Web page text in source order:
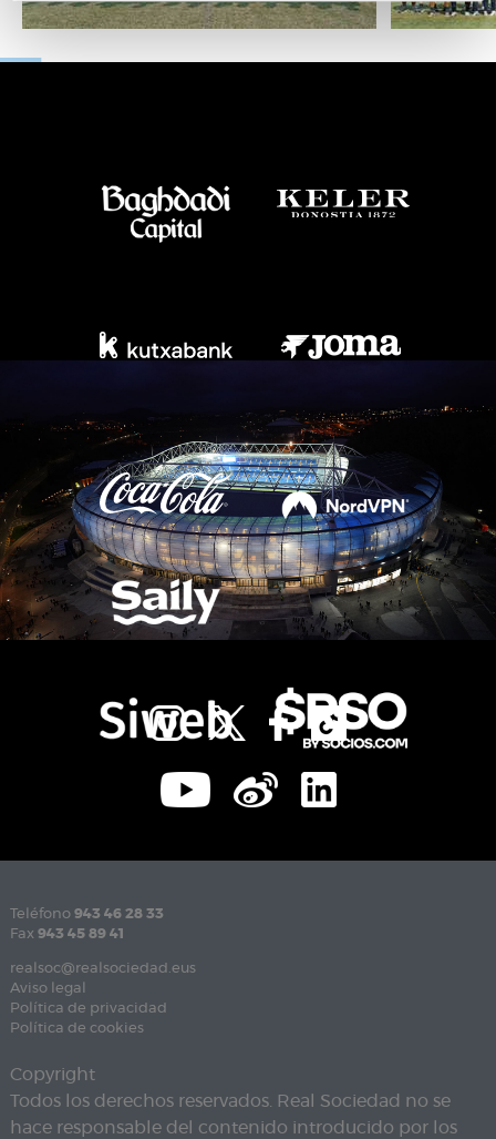
Teléfono 943 46 28 33
Fax 943 45 89 41
realsoc@realsociedad.eus
Aviso legal
Política de privacidad
Política de cookies
Copyright
Todos los derechos reservados. Real Sociedad no se
hace responsable del contenido introducido por los